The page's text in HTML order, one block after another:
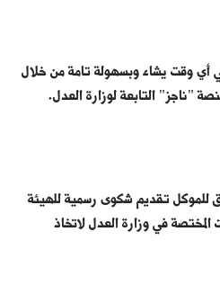
أي وقت يشاء وبسهولة تامة من خلال
"ناجز" التابعة لوزارة العدل.
تقديم شكوى رسمية للهيئة
المختصة في وزارة العدل لاتخاذ